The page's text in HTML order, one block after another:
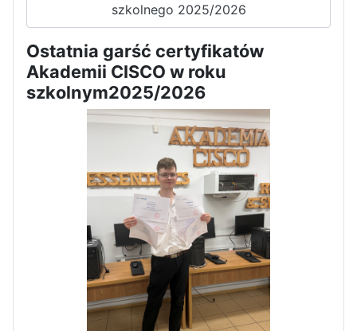
Informatycy zapraszają do
Staszica w Iłży!
Zakończenie roku maturzystów
szkolnego 2025/2026
Ostatnia garść certyfikatów
Akademii CISCO w roku
szkolnym2025/2026